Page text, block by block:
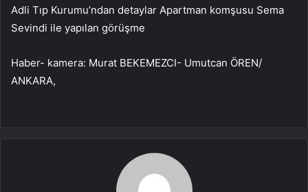
Adli Tıp Kurumu’ndan detaylar Apartman komşusu Sema
Sevindi ile yapılan görüşme
Haber- kamera: Murat BEKEMEZCI- Umutcan ÖREN/
ANKARA,